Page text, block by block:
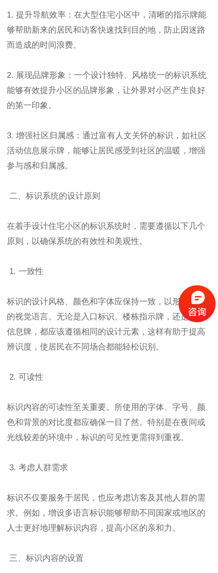
1. 提升导航效率：在大型住宅小区中，清晰的指示牌能
够帮助新来的居民和访客快速找到目的地，防止因迷路
而造成的时间浪费。
2. 展现品牌形象：一个设计独特、风格统一的标识系统
能够有效提升小区的品牌形象，让外界对小区产生良好
的第一印象。
3. 增强社区归属感：通过富有人文关怀的标识，如社区
活动信息展示牌，能够让居民感受到社区的温暖，增强
参与感和归属感。
二、标识系统的设计原则
在着手设计住宅小区的标识系统时，需要遵循以下几个
原则，以确保系统的有效性和美观性。
1. 一致性
标识的设计风格、颜色和字体应保持一致，以形成统一
的视觉语言。无论是入口标识、楼栋指示牌，还是社区
信息牌，都应该遵循相同的设计元素，这样有助于提高
辨识度，使居民在不同场合都能轻松识别。
2. 可读性
标识内容的可读性至关重要。所使用的字体、字号、颜
色和背景的对比度都应确保一目了然。特别是在夜间或
光线较差的环境中，标识的可见性更需得到重视。
3. 考虑人群需求
标识不仅要服务于居民，也应考虑访客及其他人群的需
求。例如，增设多语言标识能够帮助不同国家或地区的
人士更好地理解标识内容，提高小区的亲和力。
三、标识内容的设置